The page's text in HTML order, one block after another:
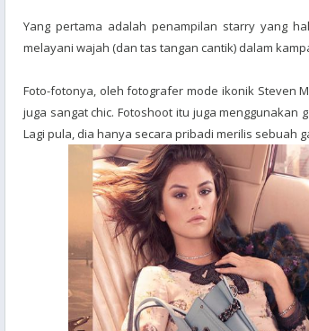
Yang pertama adalah penampilan starry yang
melayani wajah (dan tas tangan cantik) dalam
Foto-fotonya, oleh fotografer mode ikonik Steven
juga sangat chic. Fotoshoot itu juga menggunakan
Lagi pula, dia hanya secara pribadi merilis sebuah